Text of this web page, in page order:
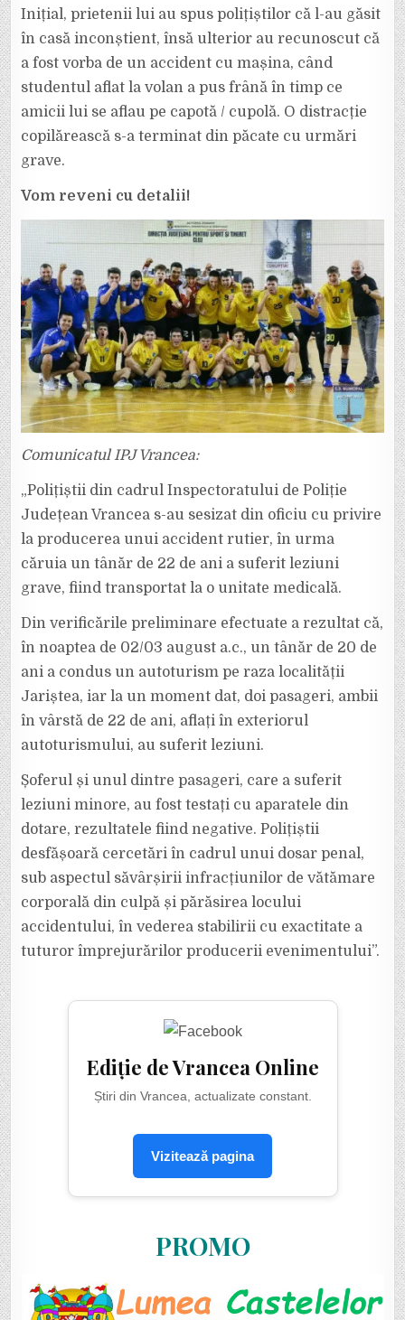
Inițial, prietenii lui au spus polițiștilor că l-au găsit
în casă inconștient, însă ulterior au recunoscut că
a fost vorba de un accident cu mașina, când
studentul aflat la volan a pus frână în timp ce
amicii lui se aflau pe capotă / cupolă. O distracție
copilărească s-a terminat din păcate cu urmări
grave.
Vom reveni cu detalii!
Comunicatul IPJ Vrancea:
„Polițiștii din cadrul Inspectoratului de Poliție
Județean Vrancea s-au sesizat din oficiu cu privire
la producerea unui accident rutier, în urma
căruia un tânăr de 22 de ani a suferit leziuni
grave, fiind transportat la o unitate medicală.
Din verificările preliminare efectuate a rezultat că,
în noaptea de 02/03 august a.c., un tânăr de 20 de
ani a condus un autoturism pe raza localității
Jariștea, iar la un moment dat, doi pasageri, ambii
în vârstă de 22 de ani, aflați în exteriorul
autoturismului, au suferit leziuni.
Șoferul și unul dintre pasageri, care a suferit
leziuni minore, au fost testați cu aparatele din
dotare, rezultatele fiind negative. Polițiștii
desfășoară cercetări în cadrul unui dosar penal,
sub aspectul săvârșirii infracțiunilor de vătămare
corporală din culpă și părăsirea locului
accidentului, în vederea stabilirii cu exactitate a
tuturor împrejurărilor producerii evenimentului”.
Ediție de Vrancea Online
Știri din Vrancea, actualizate constant.
Vizitează pagina
PROMO